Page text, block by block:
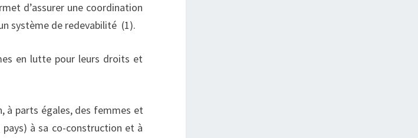
d’assurer une coordination
système de redevabilité (1).
en lutte pour leurs droits et
à parts égales, des femmes et
à sa co-construction et à